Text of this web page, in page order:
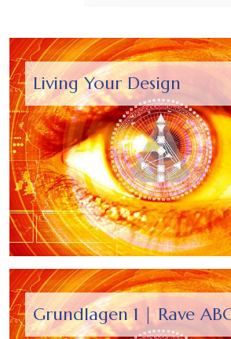
Living Your Design
Grundlagen 1 | Rave